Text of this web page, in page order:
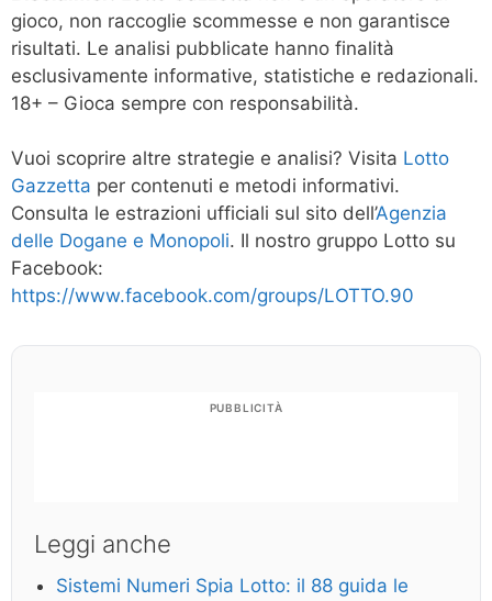
gioco, non raccoglie scommesse e non garantisce
risultati. Le analisi pubblicate hanno finalità
esclusivamente informative, statistiche e redazionali.
18+ – Gioca sempre con responsabilità.
Vuoi scoprire altre strategie e analisi? Visita Lotto
Gazzetta per contenuti e metodi informativi.
Consulta le estrazioni ufficiali sul sito dell’Agenzia
delle Dogane e Monopoli. Il nostro gruppo Lotto su
Facebook:
https://www.facebook.com/groups/LOTTO.90
PUBBLICITÀ
Leggi anche
Sistemi Numeri Spia Lotto: il 88 guida le